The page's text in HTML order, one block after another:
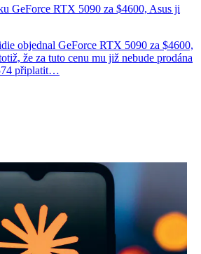
GeForce RTX 5090 za $4600, Asus ji
objednal GeForce RTX 5090 za $4600,
že za tuto cenu mu již nebude prodána
připlatit…